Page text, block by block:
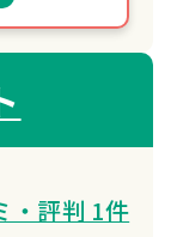
・評判 1件